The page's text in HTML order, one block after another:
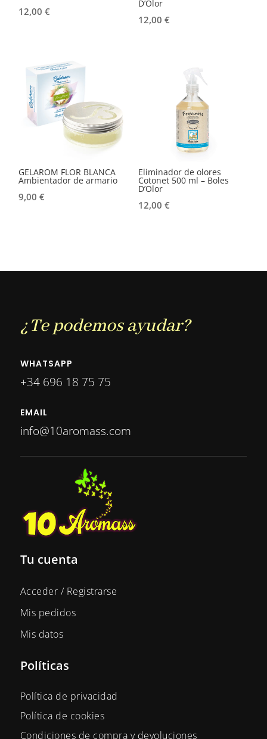
12,00€
D’Olor
12,00 €
GELAROM FLOR BLANCA
Ambientador de armario
9,00€
Eliminador de olores
Cotonet 500 ml – Boles
D’Olor
12,00 €
¿Te podemos ayudar?
WHATSAPP
+34 696 18 75 75
EMAIL
info@10aromass.com
Tu cuenta
Acceder / Registrarse
Mis pedidos
Mis datos
Políticas
Política de privacidad
Política de cookies
Condiciones de compra y devoluciones